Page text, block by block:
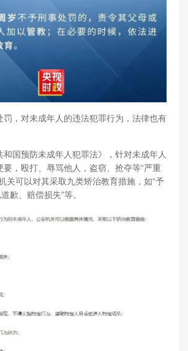
罚，对未成年人的违法犯罪行为，法律也有
和国预防未成年人犯罪法》，针对未成年人
要，殴打、辱骂他人，盗窃、抢夺等“严重
关可以对其采取九类矫治教育措施，如“予
歉、赔偿损失”等。